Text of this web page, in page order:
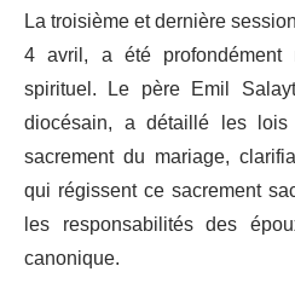
La troisième et dernière
4 avril, a été
spirituel. Le père Emil
diocésain, a détaillé les
sacrement du mariage,
qui régissent ce sacrement
les responsabilités des
canonique.